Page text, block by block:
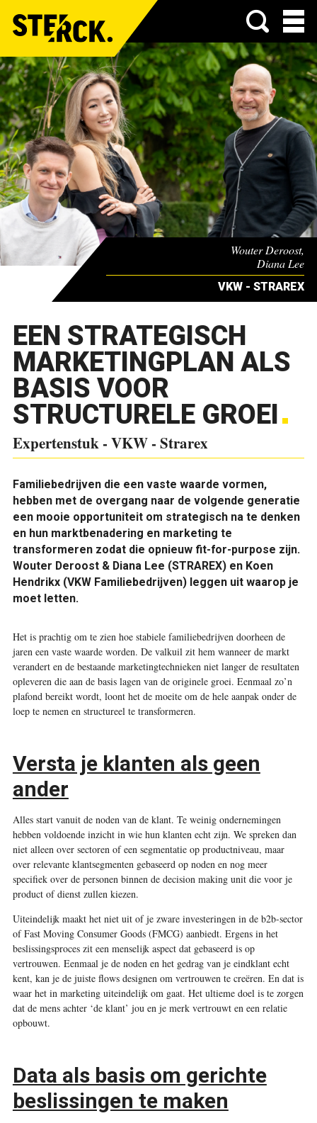
Menu
Wouter Deroost,
Diana Lee
& Koen Hendrikx
VKW - STRAREX
EEN STRATEGISCH
MARKETINGPLAN ALS
BASIS VOOR
STRUCTURELE GROEI
Expertenstuk - VKW - Strarex
Familiebedrijven die een vaste waarde vormen,
hebben met de overgang naar de volgende generatie
een mooie opportuniteit om strategisch na te denken
en hun marktbenadering en marketing te
transformeren zodat die opnieuw fit-for-purpose zijn.
Wouter Deroost & Diana Lee (STRAREX) en Koen
Hendrikx (VKW Familiebedrijven) leggen uit waarop je
moet letten.
Het is prachtig om te zien hoe stabiele familiebedrijven doorheen de
jaren een vaste waarde worden. De valkuil zit hem wanneer de markt
verandert en de bestaande marketingtechnieken niet langer de resultaten
opleveren die aan de basis lagen van de originele groei. Eenmaal zo’n
plafond bereikt wordt, loont het de moeite om de hele aanpak onder de
loep te nemen en structureel te transformeren.
Versta je klanten als geen
ander
Alles start vanuit de noden van de klant. Te weinig ondernemingen
hebben voldoende inzicht in wie hun klanten echt zijn. We spreken dan
niet alleen over sectoren of een segmentatie op productniveau, maar
over relevante klantsegmenten gebaseerd op noden en nog meer
specifiek over de personen binnen de decision making unit die voor je
product of dienst zullen kiezen.
Uiteindelijk maakt het niet uit of je zware investeringen in de b2b-sector
of Fast Moving Consumer Goods (FMCG) aanbiedt. Ergens in het
beslissingsproces zit een menselijk aspect dat gebaseerd is op
vertrouwen. Eenmaal je de noden en het gedrag van je eindklant echt
kent, kan je de juiste flows designen om vertrouwen te creëren. En dat is
waar het in marketing uiteindelijk om gaat. Het ultieme doel is te zorgen
dat de mens achter ‘de klant’ jou en je merk vertrouwt en een relatie
opbouwt.
Data als basis om gerichte
beslissingen te maken